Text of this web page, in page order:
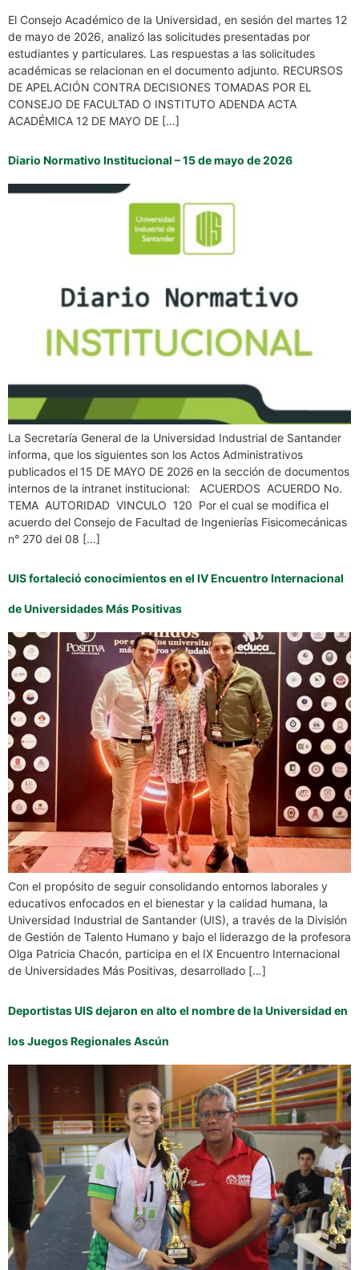
El Consejo Académico de la Universidad, en sesión del martes 12
de mayo de 2026, analizó las solicitudes presentadas por
estudiantes y particulares. Las respuestas a las solicitudes
académicas se relacionan en el documento adjunto. RECURSOS
DE APELACIÓN CONTRA DECISIONES TOMADAS POR EL
CONSEJO DE FACULTAD O INSTITUTO ADENDA ACTA
ACADÉMICA 12 DE MAYO DE […]
Diario Normativo Institucional – 15 de mayo de 2026
La Secretaría General de la Universidad Industrial de Santander
informa, que los siguientes son los Actos Administrativos
publicados el 15 DE MAYO DE 2026 en la sección de documentos
internos de la intranet institucional: ACUERDOS ACUERDO No.
TEMA AUTORIDAD VINCULO 120 Por el cual se modifica el
acuerdo del Consejo de Facultad de Ingenierías Fisicomecánicas
n° 270 del 08 […]
UIS fortaleció conocimientos en el IV Encuentro Internacional
de Universidades Más Positivas
Con el propósito de seguir consolidando entornos laborales y
educativos enfocados en el bienestar y la calidad humana, la
Universidad Industrial de Santander (UIS), a través de la División
de Gestión de Talento Humano y bajo el liderazgo de la profesora
Olga Patricia Chacón, participa en el IX Encuentro Internacional
de Universidades Más Positivas, desarrollado […]
Deportistas UIS dejaron en alto el nombre de la Universidad en
los Juegos Regionales Ascún